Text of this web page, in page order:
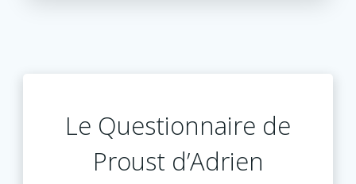
Le Questionnaire de
Proust d’Adrien